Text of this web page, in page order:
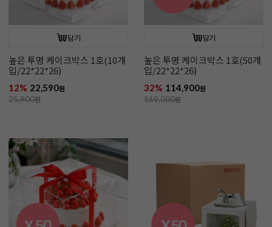
담기
높은 투명 케이크박스 1호(10개
입/22*22*26)
12% 22,590원
25,900원
담기
높은 투명 케이크박스 1호(50개
입/22*22*26)
32% 114,900원
169,000원